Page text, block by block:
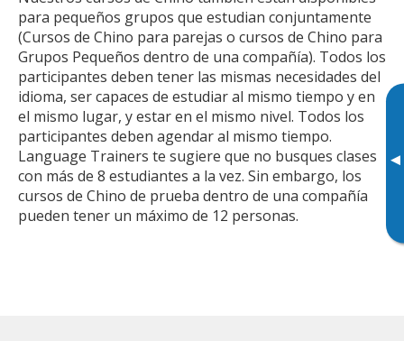
▸
para pequeños grupos que estudian conjuntamente
(Cursos de Chino para parejas o cursos de Chino para
Grupos Pequeños dentro de una compañía). Todos los
participantes deben tener las mismas necesidades del
idioma, ser capaces de estudiar al mismo tiempo y en
el mismo lugar, y estar en el mismo nivel. Todos los
participantes deben agendar al mismo tiempo.
Language Trainers te sugiere que no busques clases
con más de 8 estudiantes a la vez. Sin embargo, los
cursos de Chino de prueba dentro de una compañía
pueden tener un máximo de 12 personas.